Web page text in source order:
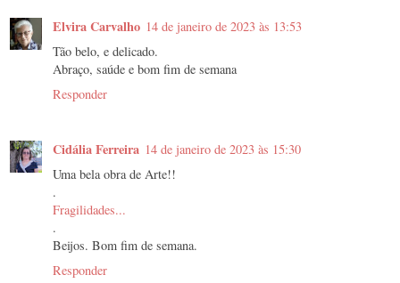
Elvira Carvalho 14 de janeiro de 2023 às 13:53
Tão belo, e delicado.
Abraço, saúde e bom fim de semana
Responder
Cidália Ferreira 14 de janeiro de 2023 às 15:30
Uma bela obra de Arte!!
.
Fragilidades...
.
Beijos. Bom fim de semana.
Responder